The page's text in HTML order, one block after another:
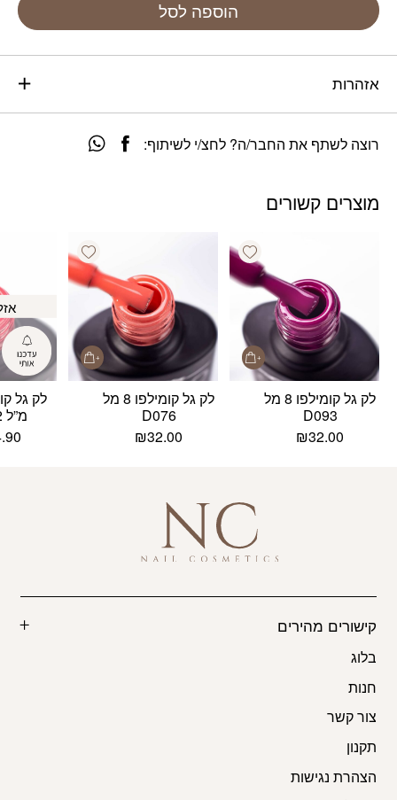
הוספה לסל
אזהרות
רוצה לשתף את החבר/ה? לחצ/י לשיתוף:
מוצרים קשורים
Add wishlist
לק גל קומילפו 8 מל
D093
₪32.00
Add wishlist
לק גל קומילפו 8 מל
D076
₪32.00
מ”ל D082
קישורים מהירים
בלוג
חנות
צור קשר
תקנון
הצהרת נגישות